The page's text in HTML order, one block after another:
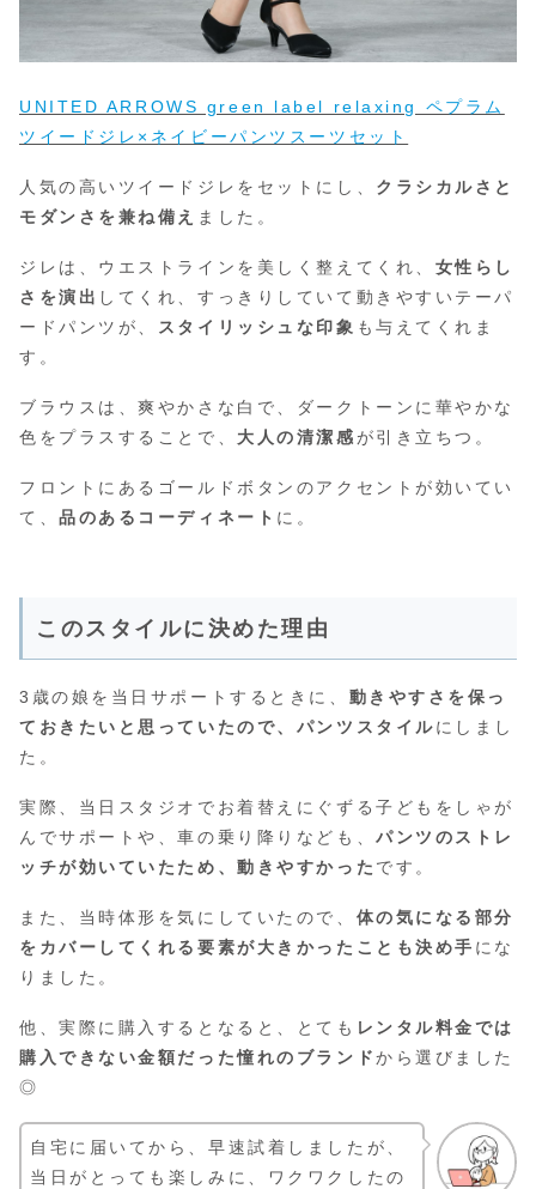
UNITED ARROWS green label relaxing ペプラム
ツイードジレ×ネイビーパンツスーツセット
人気の高いツイードジレをセットにし、 クラシカルさと
モダンさを兼ね備え ました。
ジレは、ウエストラインを美しく整えてくれ、 女性らし
さを演出 してくれ、すっきりしていて動きやすいテーパ
ードパンツが、
スタイリッシュな印象 も与えてくれま
す。
ブラウスは、爽やかさな白で、ダークトーンに華やかな
色をプラスすることで、 大人の清潔感 が引き立ちつ。
フロントにあるゴールドボタンのアクセントが効いてい
て、品のあるコーディネート に。
このスタイルに決めた理由
3歳の娘を当日サポートするときに、 動きやすさを保っ
ておきたいと思っていたので、パンツスタイルにしまし
た。
実際、当日スタジオでお着替えにぐずる子どもをしゃが
んでサポートや、車の乗り降りなども、パンツのストレ
ッチが効いていたため、動きやすかった です。
また、当時体形を気にしていたので、 体の気になる部分
をカバーしてくれる要素が大きかったことも決め手 にな
りました。
他、実際に購入するとなると、とても レンタル料金では
購入できない金額だった憧れのブランドから選びました
◎
自宅に届いてから、早速試着しましたが、
当日がとっても楽しみに、ワクワクしたの